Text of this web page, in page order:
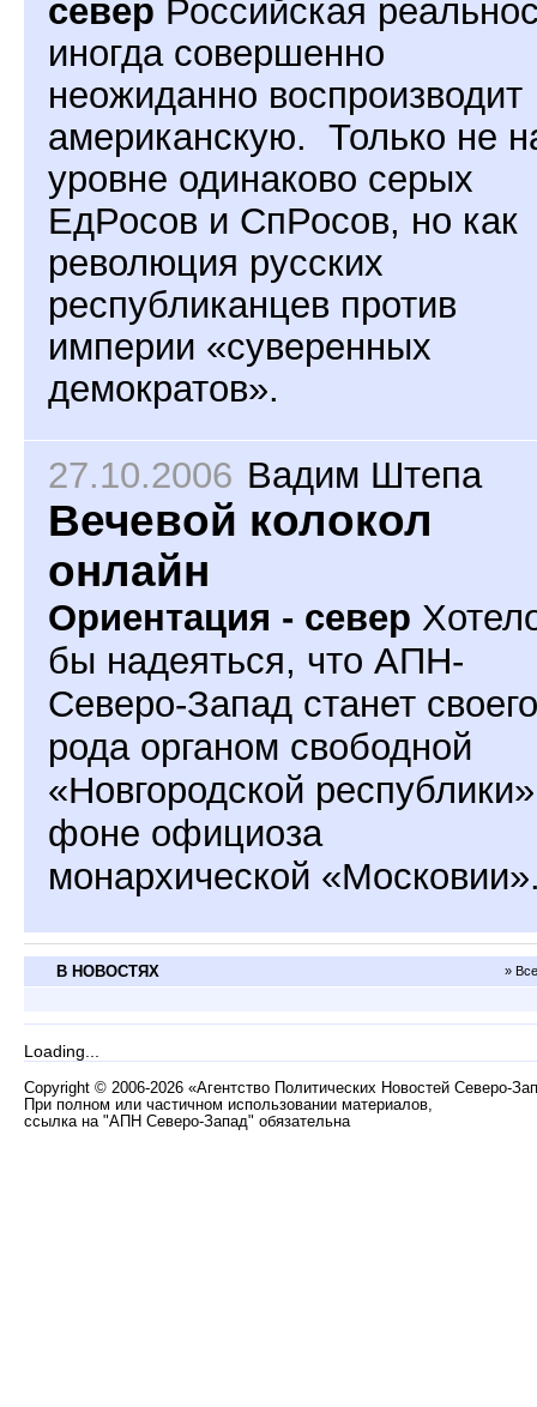
север Российская
иногда совершенно
неожиданно воспроизводит
американскую. Только не
уровне одинаково серых
ЕдРосов и СпРосов, но как
революция русских
республиканцев против
империи «суверенных
демократов».
27.10.2006 Вадим Штепа
Вечевой колокол
онлайн
Ориентация - север
бы надеяться, что АПН-
Северо-Запад станет своего
рода органом свободной
«Новгородской
фоне официоза
монархической
В НОВОСТЯХ »
Loading...
Copyright © 2006-2026 «Агентство Политических Новостей Северо-
При полном или частичном использовании материалов,
ссылка на "АПН Северо-Запад" обязательна